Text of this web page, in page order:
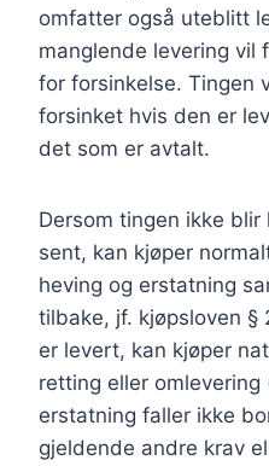
omfatter også uteblitt
manglende levering vil
for forsinkelse. Tingen
forsinket hvis den er
det som er avtalt.
Dersom tingen ikke
sent, kan kjøper
heving og erstatning
tilbake, jf. kjøpsloven §
er levert, kan kjøper
retting eller
erstatning faller ikke
gjeldende andre krav